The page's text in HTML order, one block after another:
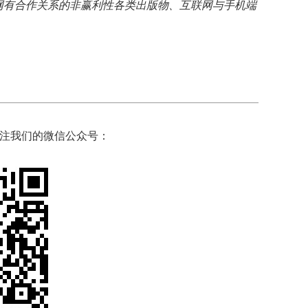
合作关系的非赢利性各类出版物、互联网与手机端
我们的微信公众号：